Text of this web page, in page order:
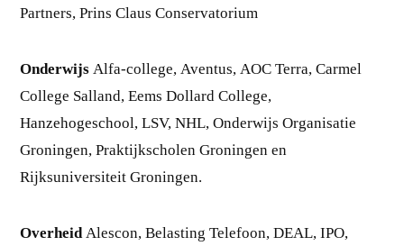
Partners, Prins Claus Conservatorium
OnderwijsAlfa-college, Aventus, AOC Terra, Carmel
College Salland, Eems Dollard College,
Hanzehogeschool, LSV, NHL, Onderwijs Organisatie
Groningen, Praktijkscholen Groningen en
Rijksuniversiteit Groningen.
OverheidAlescon, Belasting Telefoon, DEAL, IPO,